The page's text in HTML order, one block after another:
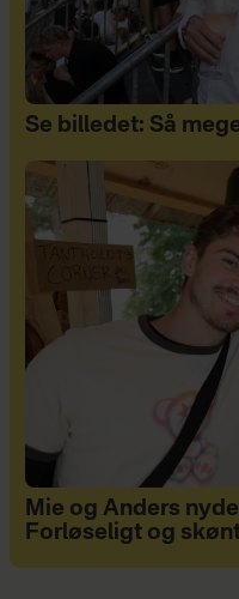
Se billedet: Så
Mie og Anders
Forløseligt og